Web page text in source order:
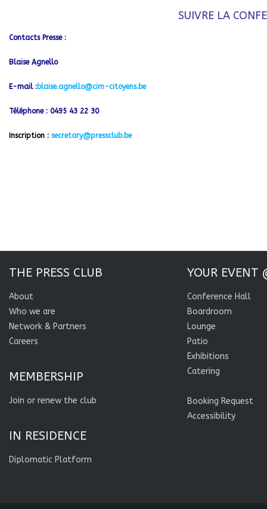
SUIVRE LA
Contacts Presse :
Blaise Agnello
E-mail :blaise.agnello@cim-citoyens.be
Téléphone : 0495 43 22 30
Inscription : secretary@pressclub.be
THE PRESS CLUB
About
Who we are
Network & Partners
Careers
MEMBERSHIP
Join or renew the club
IN RESIDENCE
Diplomatic Platform
YOUR EVENT
Conference Hall
Boardroom
Lounge
Patio
Exhibitions
Catering
Booking Request
Accessibility